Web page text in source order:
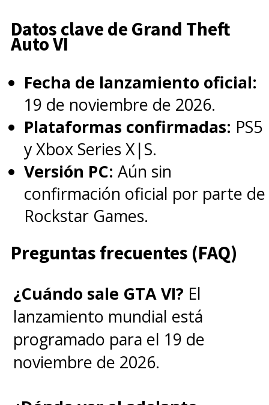
De hecho, Matt reveló que, a
mitad del trabajo de la cuarta
temporada, se dieron cuenta
que necesitaban un capítulo
aprobó. Cada capítulo del nuevo
ciclo supera la hora de duración,
lo que explica la demora para
concretarla y la transforma en la
Datos clave de Grand Theft
Auto VI
Fecha de lanzamiento oficial:
19 de noviembre de 2026.
Plataformas confirmadas: PS5
y Xbox Series X|S.
Versión PC: Aún sin
confirmación oficial por parte de
Rockstar Games.
Preguntas frecuentes (FAQ)
¿Cuándo sale GTA VI? El
lanzamiento mundial está
programado para el 19 de
noviembre de 2026.